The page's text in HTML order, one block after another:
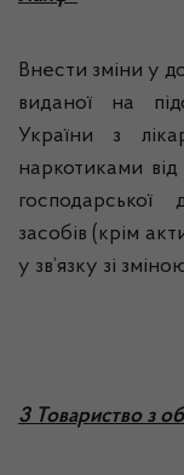
Внести зміни у
виданої на
України з
наркотиками
господарської
засобів (крім
у зв’язку зі
3 Товариство з